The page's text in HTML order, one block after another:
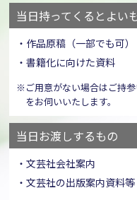
当日持ってくるとよい
・作品原稿（一部でも可）
・書籍化に向けた資料
※ご用意がない場合はご持
をお伺いいたします。
当日お渡しするもの
・文芸社会社案内
・文芸社の出版案内資料等